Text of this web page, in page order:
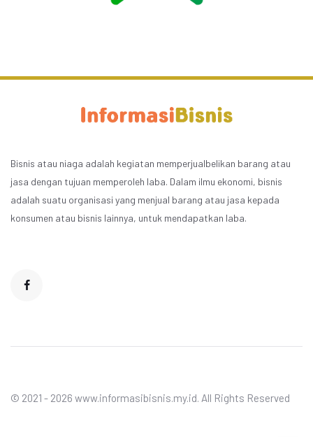
Bisnis atau niaga adalah kegiatan memperjualbelikan barang atau
jasa dengan tujuan memperoleh laba. Dalam ilmu ekonomi, bisnis
adalah suatu organisasi yang menjual barang atau jasa kepada
konsumen atau bisnis lainnya, untuk mendapatkan laba.
© 2021 - 2026 www.informasibisnis.my.id. All Rights Reserved